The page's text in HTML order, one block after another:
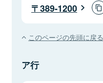
389-1200
このページの先頭に戻る
ア行